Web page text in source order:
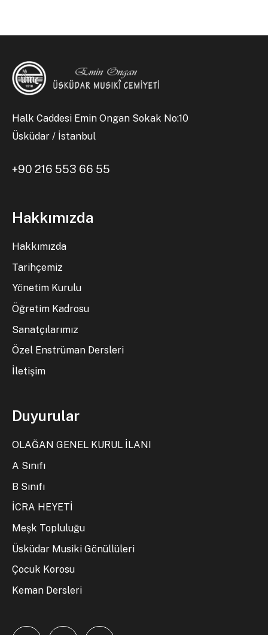
Halk Caddesi Emin Ongan Sokak No:10
Üsküdar / İstanbul
+90 216 553 66 55
Hakkımızda
Hakkımızda
Tarihçemiz
Yönetim Kurulu
Öğretim Kadrosu
Sanatçılarımız
Özel Enstrüman Dersleri
İletişim
Duyurular
OLAĞAN GENEL KURUL İLANI
A Sınıfı
B Sınıfı
İCRA HEYETİ
Meşk Topluluğu
Üsküdar Musiki Gönüllüleri
Çocuk Korosu
Keman Dersleri